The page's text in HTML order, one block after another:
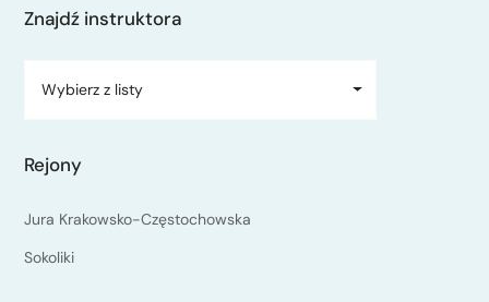
Znajdź instruktora
Wybierz z listy
Rejony
Jura Krakowsko-Częstochowska
Sokoliki